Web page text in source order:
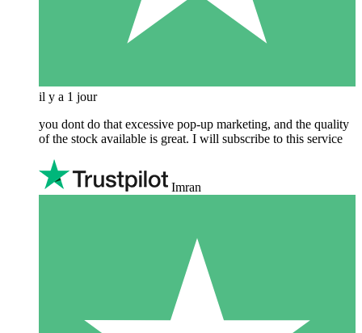
il y a 1 jour
you dont do that excessive pop-up marketing, and the quality
of the stock available is great. I will subscribe to this service
Imran